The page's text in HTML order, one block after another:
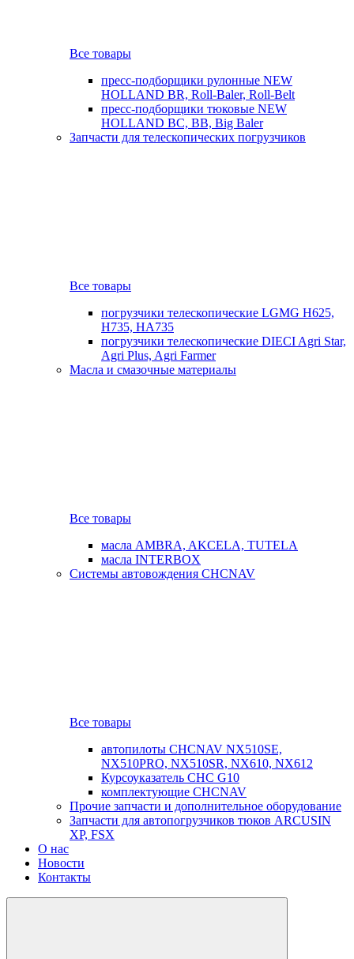
Все товары
пресс-подборщики рулонные NEW
HOLLAND BR, Roll-Baler, Roll-Belt
пресс-подборщики тюковые NEW
HOLLAND BC, BB, Big Baler
Запчасти для телескопических погрузчиков
Все товары
погрузчики телескопические LGMG H625,
H735, HA735
погрузчики телескопические DIECI Agri Star,
Agri Plus, Agri Farmer
Масла и смазочные материалы
Все товары
масла AMBRA, AKCELA, TUTELA
масла INTERBOX
Системы автовождения CHCNAV
Все товары
автопилоты CHCNAV NX510SE,
NX510PRO, NX510SR, NX610, NX612
Курсоуказатель CHC G10
комплектующие CHCNAV
Прочие запчасти и дополнительное оборудование
Запчасти для автопогрузчиков тюков ARCUSIN
XP, FSX
О нас
Новости
Контакты